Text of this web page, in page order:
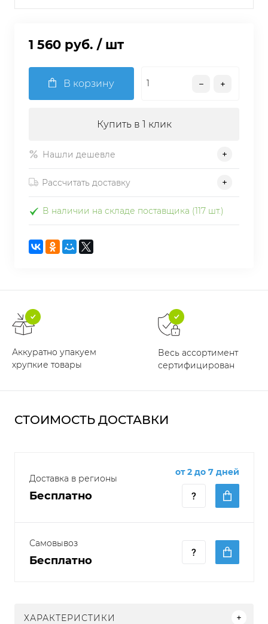
1 560 руб. / шт
В корзину
Купить в 1 клик
Нашли дешевле
Рассчитать доставку
В наличии на складе поставщика (117 шт.)
Аккуратно упакуем
хрупкие товары
Весь ассортимент
сертифицирован
СТОИМОСТЬ ДОСТАВКИ
Доставка в регионы
Бесплатно
от 2 до 7 дней
Самовывоз
Бесплатно
ХАРАКТЕРИСТИКИ